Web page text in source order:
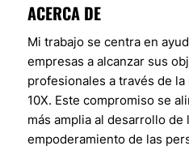
ACERCA DE
Mi trabajo se centra en
empresas a alcanzar sus
profesionales a través de
10X. Este compromiso se
más amplia al desarrollo de
empoderamiento de las